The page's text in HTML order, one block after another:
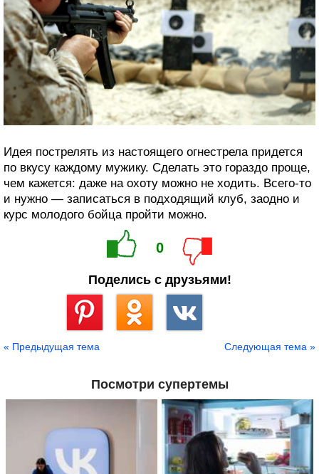
Идея пострелять из настоящего огнестрела придется
по вкусу каждому мужику. Сделать это гораздо проще,
чем кажется: даже на охоту можно не ходить. Всего-то
и нужно — записаться в подходящий клуб, заодно и
курс молодого бойца пройти можно.
0
Поделись с друзьями!
« Предыдущая тема Следующая тема »
Посмотри супертемы